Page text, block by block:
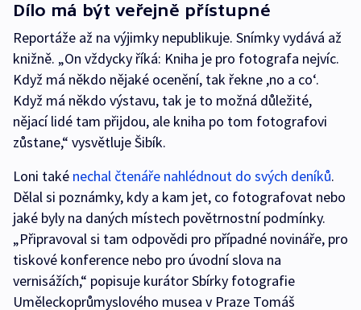
Dílo má být veřejně přístupné
Reportáže až na výjimky nepublikuje. Snímky vydává až
knižně. „On vždycky říká: Kniha je pro fotografa nejvíc.
Když má někdo nějaké ocenění, tak řekne ,no a co‘.
Když má někdo výstavu, tak je to možná důležité,
nějací lidé tam přijdou, ale kniha po tom fotografovi
zůstane,“ vysvětluje Šibík.
Loni také nechal čtenáře nahlédnout do svých deníků.
Dělal si poznámky, kdy a kam jet, co fotografovat nebo
jaké byly na daných místech povětrnostní podmínky.
„Připravoval si tam odpovědi pro případné novináře, pro
tiskové konference nebo pro úvodní slova na
vernisážích,“ popisuje kurátor Sbírky fotografie
Uměleckoprůmyslového musea v Praze Tomáš